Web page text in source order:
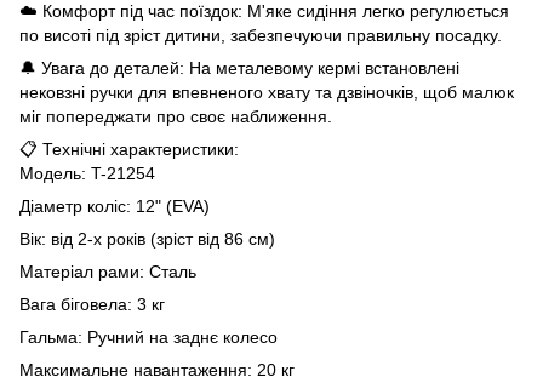
☁️ Комфорт під час поїздок: М'яке сидіння легко регулюється
по висоті під зріст дитини, забезпечуючи правильну посадку.
🔔 Увага до деталей: На металевому кермі встановлені
нековзні ручки для впевненого хвату та дзвіночків, щоб малюк
міг попереджати про своє наближення.
📋 Технічні характеристики:
Модель: T-21254
Діаметр коліс: 12" (EVA)
Вік: від 2-х років (зріст від 86 см)
Матеріал рами: Сталь
Вага біговела: 3 кг
Гальма: Ручний на заднє колесо
Максимальне навантаження: 20 кг